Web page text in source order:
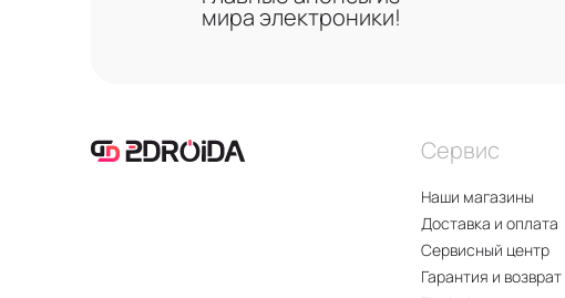
мира электроники!
Сервис
Наши магазины
Доставка и оплата
Сервисный центр
Гарантия и возврат